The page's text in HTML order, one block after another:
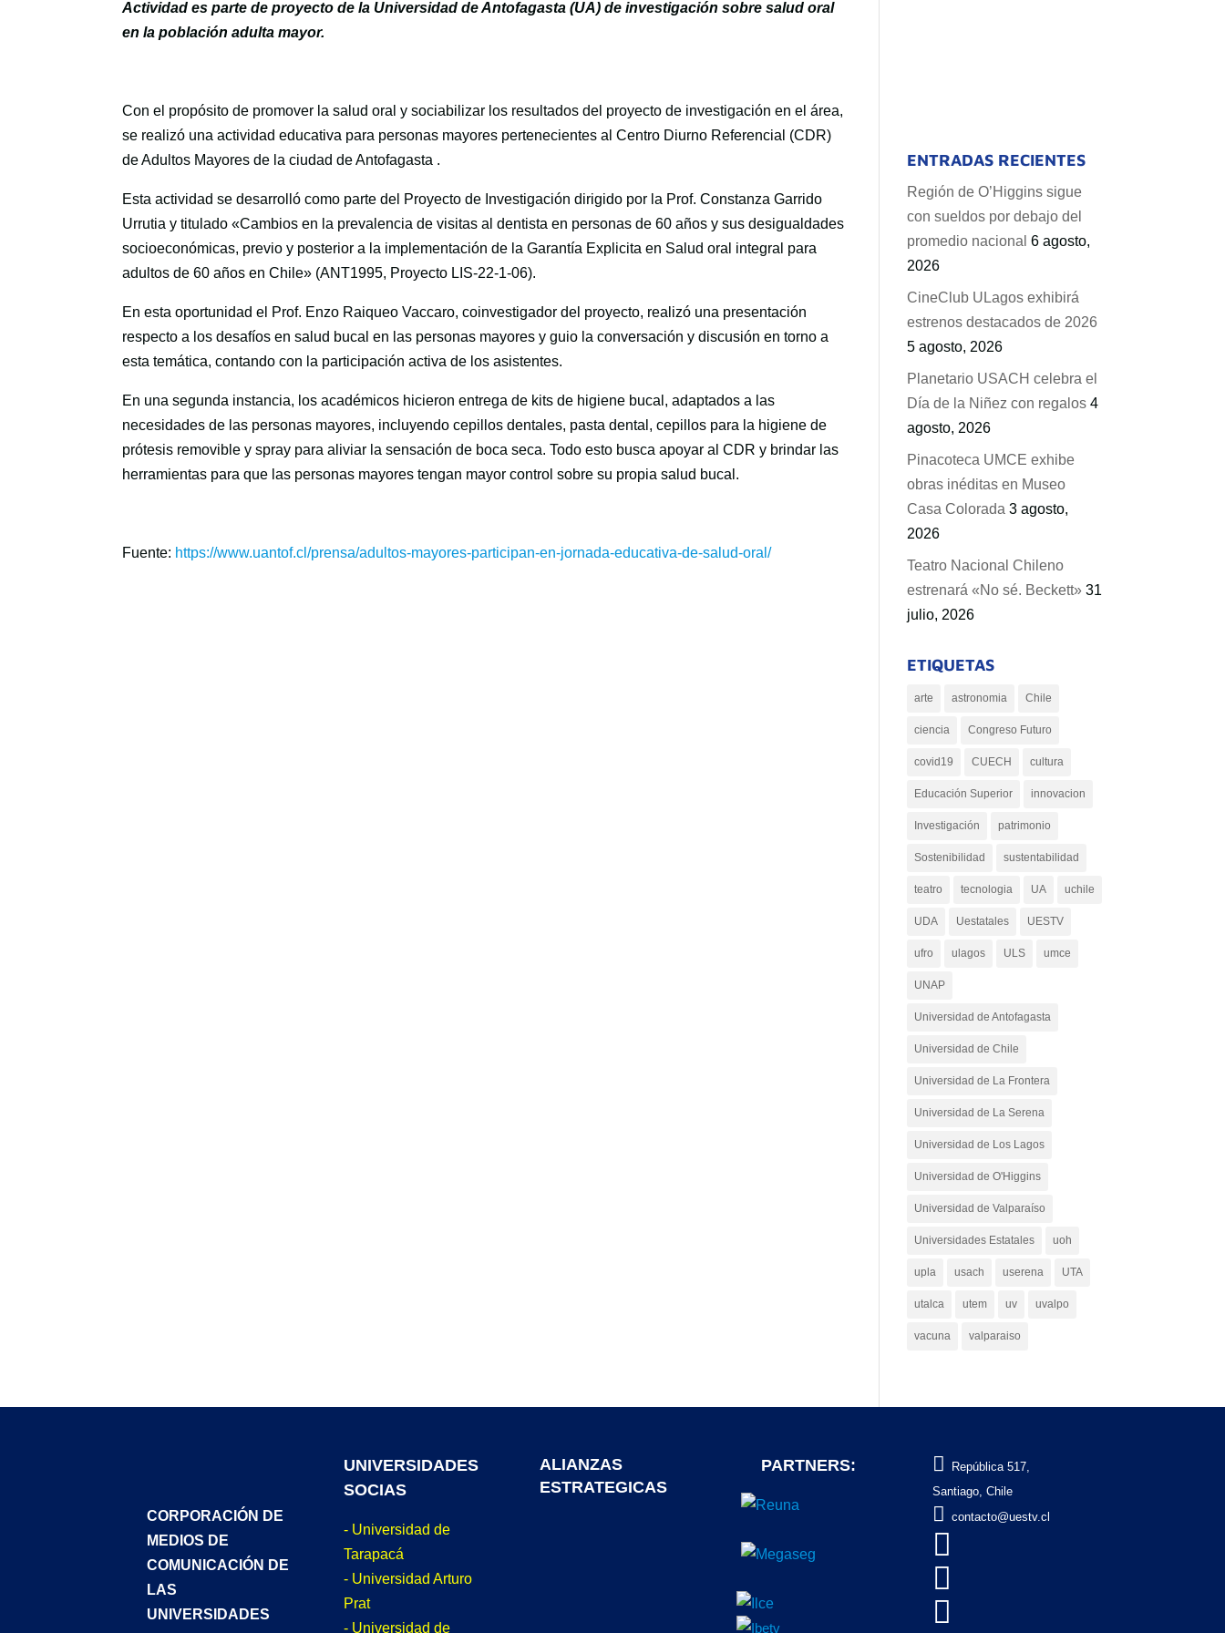
Actividad es parte de proyecto de la Universidad de Antofagasta (UA) de investigación sobre salud oral
en la población adulta mayor.
Con el propósito de promover la salud oral y sociabilizar los resultados del proyecto de investigación en el área,
se realizó una actividad educativa para personas mayores pertenecientes al Centro Diurno Referencial (CDR)
de Adultos Mayores de la ciudad de Antofagasta .
Esta actividad se desarrolló como parte del Proyecto de Investigación dirigido por la Prof. Constanza Garrido
Urrutia y titulado «Cambios en la prevalencia de visitas al dentista en personas de 60 años y sus desigualdades
socioeconómicas, previo y posterior a la implementación de la Garantía Explicita en Salud oral integral para
adultos de 60 años en Chile» (ANT1995, Proyecto LIS-22-1-06).
En esta oportunidad el Prof. Enzo Raiqueo Vaccaro, coinvestigador del proyecto, realizó una presentación
respecto a los desafíos en salud bucal en las personas mayores y guio la conversación y discusión en torno a
esta temática, contando con la participación activa de los asistentes.
En una segunda instancia, los académicos hicieron entrega de kits de higiene bucal, adaptados a las
necesidades de las personas mayores, incluyendo cepillos dentales, pasta dental, cepillos para la higiene de
prótesis removible y spray para aliviar la sensación de boca seca. Todo esto busca apoyar al CDR y brindar las
herramientas para que las personas mayores tengan mayor control sobre su propia salud bucal.
Fuente: https://www.uantof.cl/prensa/adultos-mayores-participan-en-jornada-educativa-de-salud-oral/
ENTRADAS RECIENTES
Región de O’Higgins sigue
con sueldos por debajo del
promedio nacional 6 agosto,
2026
CineClub ULagos exhibirá
estrenos destacados de 2026
5 agosto, 2026
Planetario USACH celebra el
Día de la Niñez con regalos 4
agosto, 2026
Pinacoteca UMCE exhibe
obras inéditas en Museo
Casa Colorada 3 agosto,
2026
Teatro Nacional Chileno
estrenará «No sé. Beckett» 31
julio, 2026
ETIQUETAS
arte astronomia Chile
ciencia Congreso Futuro
covid19 CUECH cultura
Educación Superior innovacion
Investigación patrimonio
Sostenibilidad sustentabilidad
teatro tecnologia UA uchile
UDA Uestatales UESTV
ufro ulagos ULS umce
UNAP
Universidad de Antofagasta
Universidad de Chile
Universidad de La Frontera
Universidad de La Serena
Universidad de Los Lagos
Universidad de O'Higgins
Universidad de Valparaíso
Universidades Estatales uoh
upla usach userena UTA
utalca utem uv uvalpo
vacuna valparaiso
CORPORACIÓN DE
MEDIOS DE
COMUNICACIÓN DE
LAS
UNIVERSIDADES
UNIVERSIDADES
SOCIAS
- Universidad de
Tarapacá
- Universidad Arturo
Prat
- Universidad de
ALIANZAS
ESTRATEGICAS
PARTNERS: 
República 517,
Santiago, Chile
 contacto@uestv.cl


